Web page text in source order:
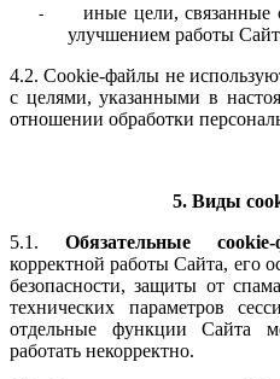
-
иные цели, связанные
улучшением работы
4.2. Cookie-файлы не
с целями, указанными в
отношении обработки
5. Виды
5.1. Обязательные
корректной работы Сайта, его
безопасности, защиты от
технических параметров
отдельные функции Сайта
работать некорректно.